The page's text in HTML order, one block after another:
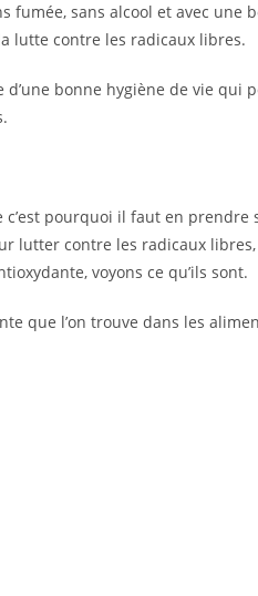
fumée, sans alcool et avec une
lutte contre les radicaux libres.
bonne hygiène de vie qui
pourquoi il faut en
lutter contre les radicaux
voyons ce qu’ils sont.
que l’on trouve dans les